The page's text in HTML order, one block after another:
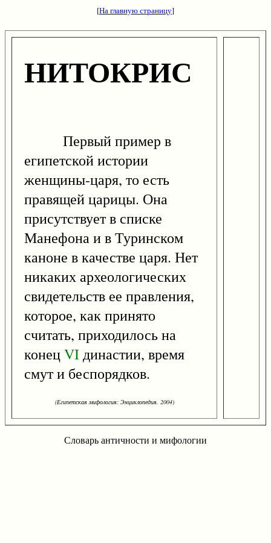
[На главную страницу]
НИТОКРИС
Первый пример в
египетской истории
женщины-царя, то есть
правящей царицы. Она
присутствует в списке
Манефона и в Туринском
каноне в качестве царя. Нет
никаких археологических
свидетельств ее правления,
которое, как принято
считать, приходилось на
конецVIдинастии, время
смут и беспорядков.
(Египетская мифология: Энциклопедия. 2004)
Словарь античности и мифологии